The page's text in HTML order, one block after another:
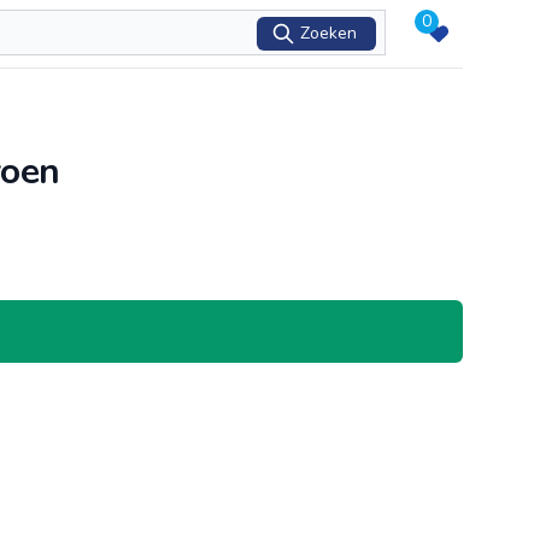
Zoeken
0